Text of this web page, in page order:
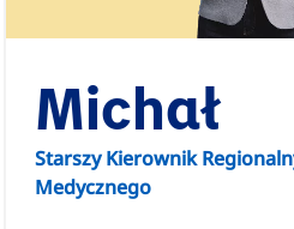
Michał
Starszy Kierownik
Medycznego